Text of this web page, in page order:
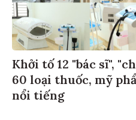
Khởi tố 12 "bác sĩ",
60 loại thuốc, mỹ
nổi tiếng